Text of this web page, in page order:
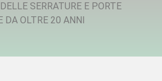
SERRATURE E PORTE
DA OLTRE 20 ANNI